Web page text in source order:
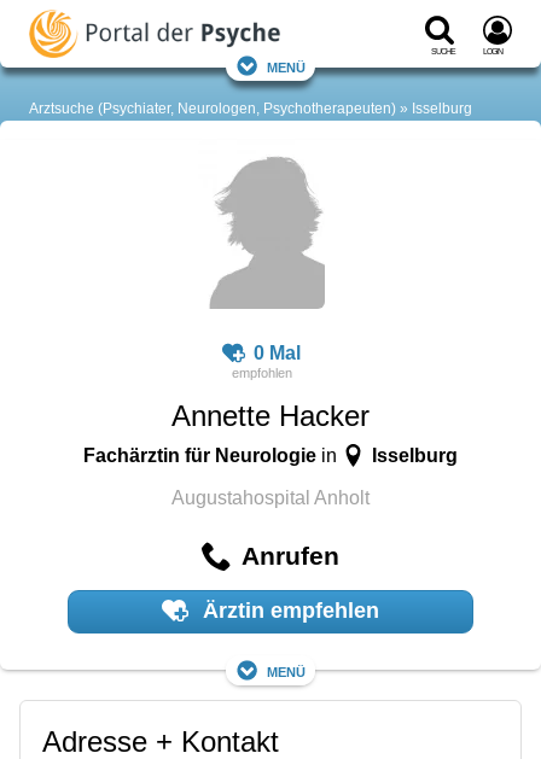
Suche Login
Menü
Arztsuche (Psychiater, Neurologen, Psychotherapeuten) Isselburg
0 Mal
Annette Hacker
Fachärztin für Neurologiein Isselburg
Augustahospital Anholt
Anrufen
Ärztin empfehlen
Menü
Adresse + Kontakt